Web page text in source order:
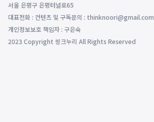
서울 은평구 은평터널로65
대표전화 : 컨텐츠 및 구독문의 : thinknoori@gmail.com
개인정보보호 책임자 : 구은숙
2023 Copyright 씽크누리 All Rights Reserved